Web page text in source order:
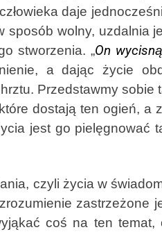
daje
sposób wolny, uzdalnia
stworzenia. „On
a dając życie
Przedstawmy sobie
dostają ten ogień, a
jest go pielęgnować
czyli życia w
zastrzeżone
coś na ten temat,